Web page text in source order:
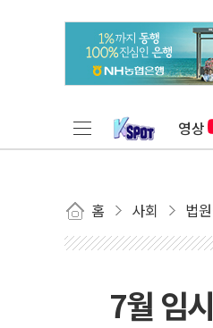
영상
홈 사회 법
7월 임